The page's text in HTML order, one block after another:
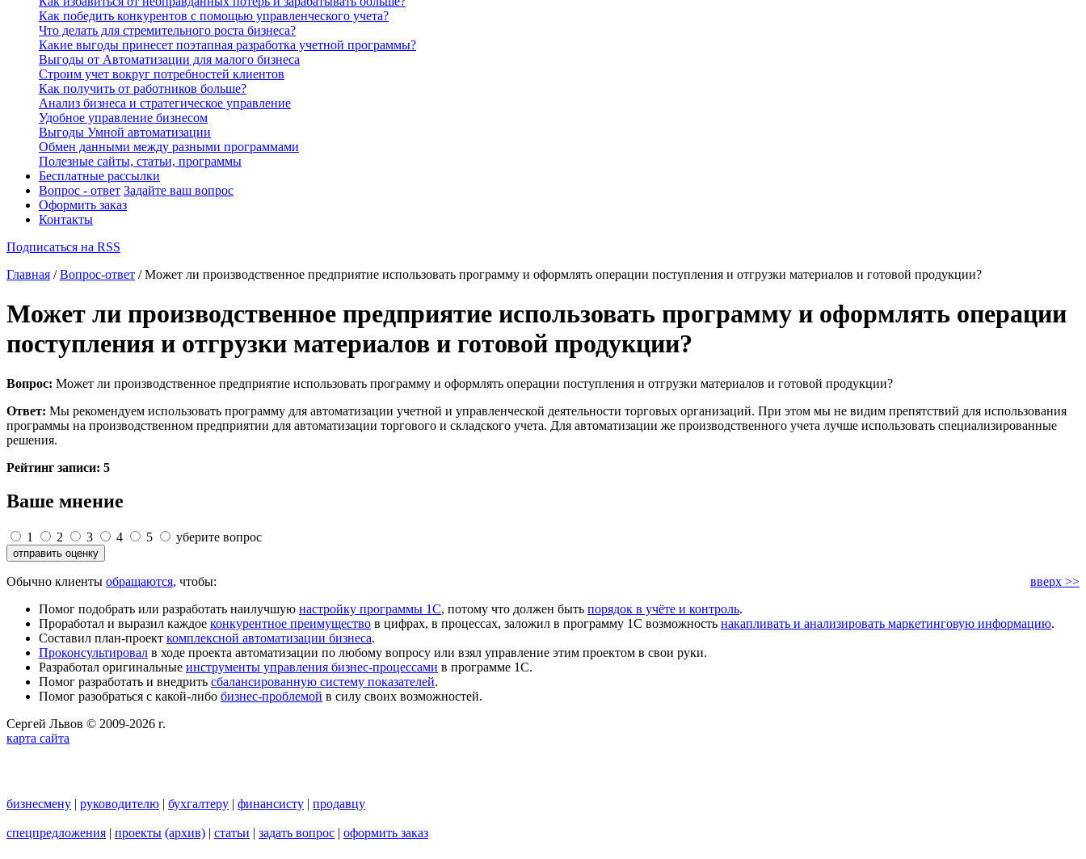
Как победить конкурентов с помощью управленческого учета?
Что делать для стремительного роста бизнеса?
Какие выгоды принесет поэтапная разработка учетной программы?
Выгоды от Автоматизации для малого бизнеса
Строим учет вокруг потребностей клиентов
Как получить от работников больше?
Анализ бизнеса и стратегическое управление
Удобное управление бизнесом
Выгоды Умной автоматизации
Обмен данными между разными программами
Полезные сайты, статьи, программы
Бесплатные рассылки
Вопрос - ответ Задайте ваш вопрос
Оформить заказ
Контакты
Подписаться на RSS
Главная /Вопрос-ответ / Может ли производственное предприятие использовать программу и оформлять операции поступления и отгрузки материалов и готовой продукции?
Может ли производственное предприятие использовать программу и оформлять операции
поступления и отгрузки материалов и готовой продукции?
Вопрос: Может ли производственное предприятие использовать программу и оформлять операции поступления и отгрузки материалов и готовой продукции?
Ответ: Мы рекомендуем использовать программу для автоматизации учетной и управленческой деятельности торговых организаций. При этом мы не видим препятствий для использования
программы на производственном предприятии для автоматизации торгового и складского учета. Для автоматизации же производственного учета лучше использовать специализированные
решения.
Рейтинг записи: 5
Ваше мнение
1 2 3 4 5 уберите вопрос
вверх >>
Обычно клиенты обращаются, чтобы:
Помог подобрать или разработать наилучшую настройку программы 1С, потому что должен быть порядок в учёте и контроль.
Проработал и выразил каждое конкурентное преимущество в цифрах, в процессах, заложил в программу 1С возможность накапливать и анализировать маркетинговую информацию.
Составил план-проект комплексной автоматизации бизнеса.
Проконсультировал в ходе проекта автоматизации по любому вопросу или взял управление этим проектом в свои руки.
Разработал оригинальные инструменты управления бизнес-процессами в программе 1С.
Помог разработать и внедрить сбалансированную систему показателей.
Помог разобраться с какой-либо бизнес-проблемой в силу своих возможностей.
Сергей Львов © 2009-2026 г.
карта сайта
бизнесмену | руководителю | бухгалтеру | финансисту | продавцу
спецпредложения | проекты (архив) | статьи | задать вопрос | оформить заказ